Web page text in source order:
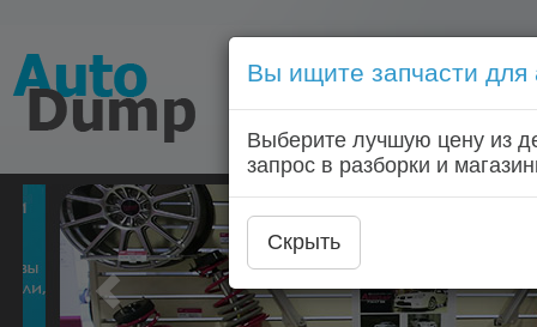
Голосовой запрос
Главная
Вы ищите запчасти для
Выберите лучшую цену из
запрос в разборки и
Скрыть